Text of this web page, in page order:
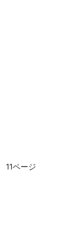
11ページ